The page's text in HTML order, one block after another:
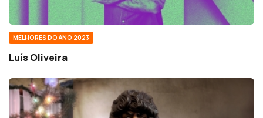
MELHORES DO ANO 2023
Luís Oliveira